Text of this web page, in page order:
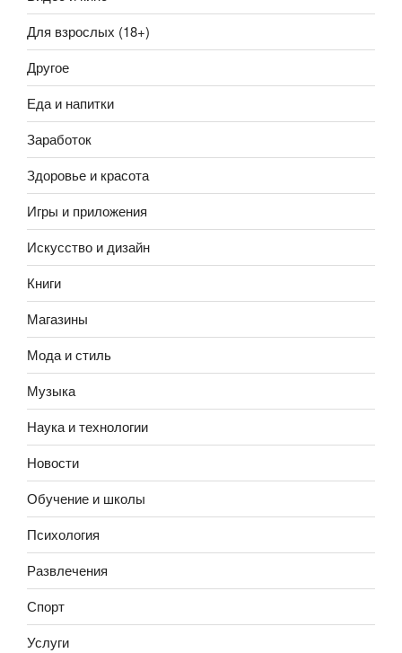
Для взрослых (18+)
Другое
Еда и напитки
Заработок
Здоровье и красота
Игры и приложения
Искусство и дизайн
Книги
Магазины
Мода и стиль
Музыка
Наука и технологии
Новости
Обучение и школы
Психология
Развлечения
Спорт
Услуги